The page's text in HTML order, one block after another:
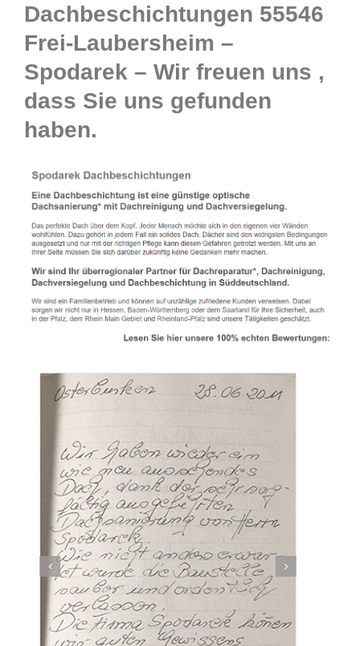
Dachbeschichtungen 55546
Frei-Laubersheim –
Spodarek – Wir freuen uns ,
dass Sie uns gefunden
haben.